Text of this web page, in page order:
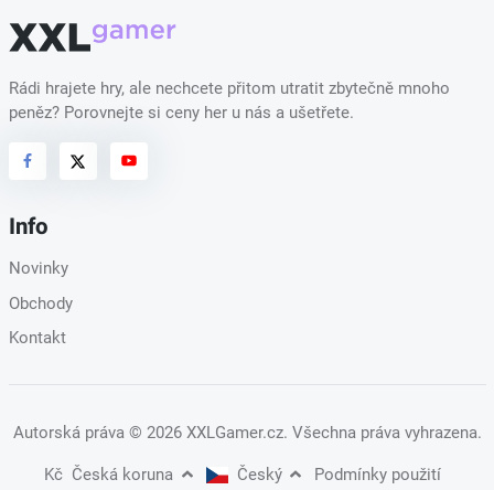
Rádi hrajete hry, ale nechcete přitom utratit zbytečně mnoho
peněz? Porovnejte si ceny her u nás a ušetřete.
Info
Novinky
Obchody
Kontakt
Autorská práva © 2026 XXLGamer.cz. Všechna práva vyhrazena.
Kč Česká koruna Český
Podmínky použití